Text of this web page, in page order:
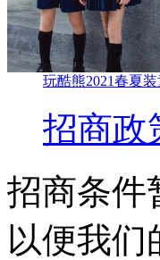
玩酷熊2021春夏
招商政
招商条件
以便我们